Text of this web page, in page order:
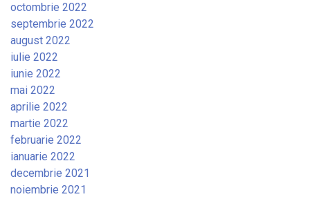
octombrie 2022
septembrie 2022
august 2022
iulie 2022
iunie 2022
mai 2022
aprilie 2022
martie 2022
februarie 2022
ianuarie 2022
decembrie 2021
noiembrie 2021